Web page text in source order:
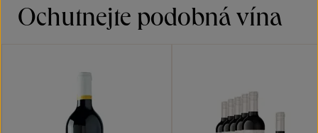
Ochutnejte podobná vína